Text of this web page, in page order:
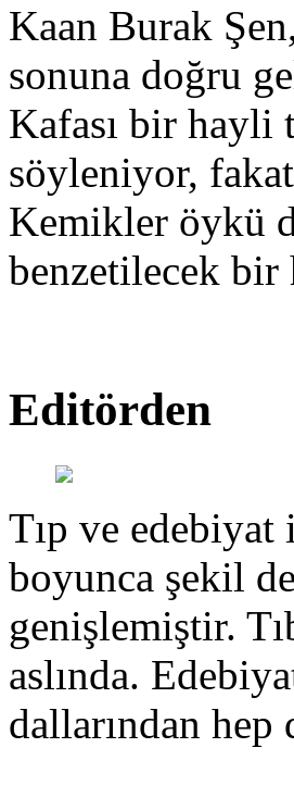
Kaan Burak
sonuna doğru
Kafası bir hayli
söyleniyor,
Kemikler öykü
benzetilecek bir
Editörden
Tıp ve
boyunca şekil
genişlemiştir.
aslında.
dallarından hep